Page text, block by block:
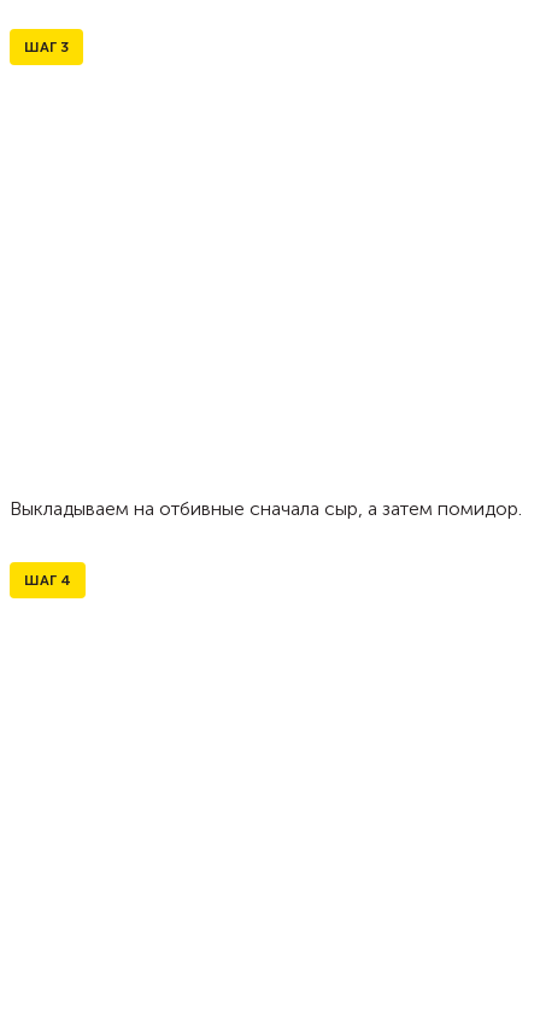
ШАГ 3
Выкладываем на отбивные сначала сыр, а затем помидор.
ШАГ 4